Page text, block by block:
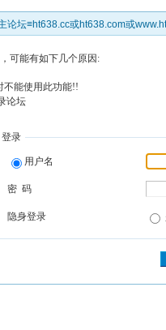
论坛≡ht638.cc或ht638.com或
可能有如下几个原因:
不能使用此功能!!
论坛
登录
用户名
密 码
隐身登录